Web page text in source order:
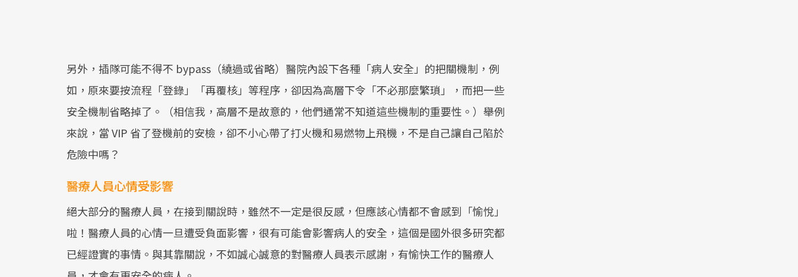
另外，插隊可能不得不 bypass（繞過或省略）醫院內設下各種「病人安全」的把關機制，例
如，原來要按流程「登錄」「再覆核」等程序，卻因為高層下令「不必那麼繁瑣」，而把一些
安全機制省略掉了。（相信我，高層不是故意的，他們通常不知道這些機制的重要性。）舉例
來說，當 VIP 省了登機前的安檢，卻不小心帶了打火機和易燃物上飛機，不是自己讓自己陷於
危險中嗎？
醫療人員心情受影響
絕大部分的醫療人員，在接到關說時，雖然不一定是很反感，但應該心情都不會感到「愉悅」
啦！醫療人員的心情一旦遭受負面影響，很有可能會影響病人的安全，這個是國外很多研究都
已經證實的事情。與其靠關說，不如誠心誠意的對醫療人員表示感謝，有愉快工作的醫療人